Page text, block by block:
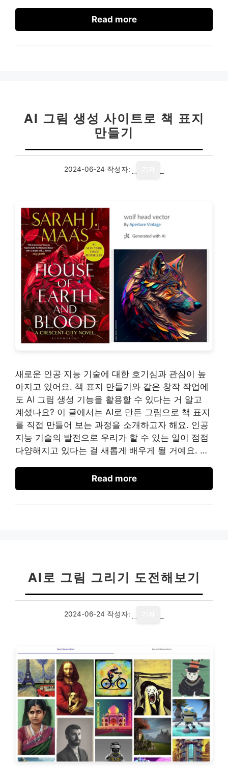
Read more
AI 그림 생성 사이트로 책 표지
만들기
2024-06-24 작성자:
새로운 인공 지능 기술에 대한 호기심과 관심이 높
아지고 있어요. 책 표지 만들기와 같은 창작 작업에
도 AI 그림 생성 기능을 활용할 수 있다는 거 알고
계셨나요? 이 글에서는 AI로 만든 그림으로 책 표지
를 직접 만들어 보는 과정을 소개하고자 해요. 인공
지능 기술의 발전으로 우리가 할 수 있는 일이 점점
다양해지고 있다는 걸 새롭게 배우게 될 거예요. …
Read more
AI로 그림 그리기 도전해보기
2024-06-24 작성자: